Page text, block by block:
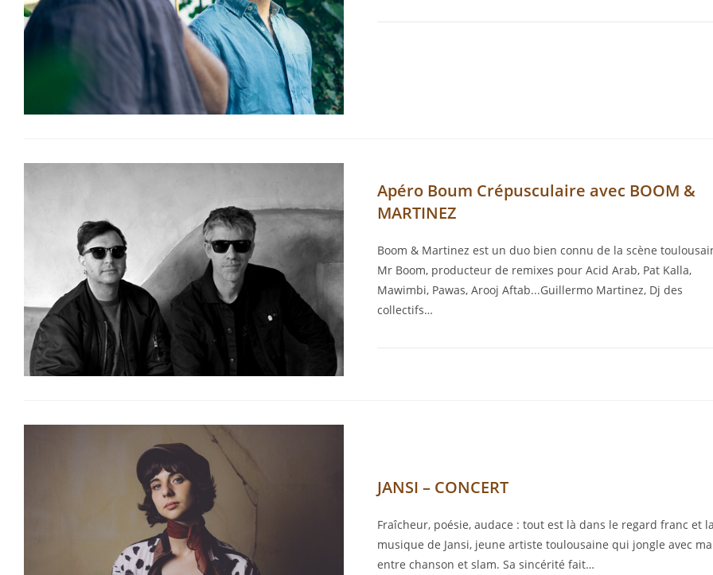
Apéro Boum Crépusculaire avec BOOM &
MARTINEZ
Boom & Martinez est un duo bien connu de la scène
Mr Boom, producteur de remixes pour Acid Arab, Pat Kalla,
Mawimbi, Pawas, Arooj Aftab...Guillermo Martinez, Dj des
collectifs…
JANSI – CONCERT
Fraîcheur, poésie, audace : tout est là dans le regard franc et la
musique de Jansi, jeune artiste toulousaine qui jongle avec
entre chanson et slam. Sa sincérité fait…